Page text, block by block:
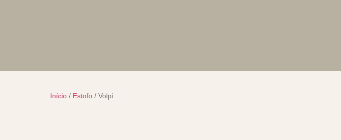
Início / Estofo / Volpi